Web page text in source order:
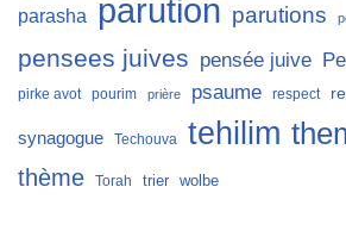
parasha parution parutions
pensees juives pensée juive
pirke avot
pourim prière psaume respect
synagogue Techouva tehilim
thème Torah trier wolbe